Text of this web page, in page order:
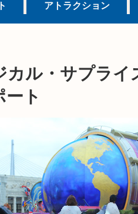
アトラクション
ル・サプライ
ト